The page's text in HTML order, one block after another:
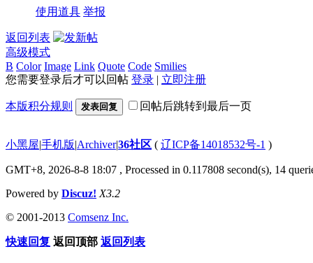
使用道具 举报
返回列表
高级模式
B Color Image Link Quote Code Smilies
您需要登录后才可以回帖 登录 | 立即注册
本版积分规则 发表回复 回帖后跳转到最后一页
小黑屋|手机版|Archiver|36社区 ( 辽ICP备14018532号-1 )
GMT+8, 2026-8-8 18:07 , Processed in 0.117808 second(s), 14
Powered by Discuz! X3.2
© 2001-2013 Comsenz Inc.
快速回复 返回顶部 返回列表